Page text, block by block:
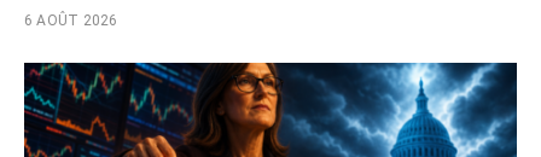
6 AOÛT 2026